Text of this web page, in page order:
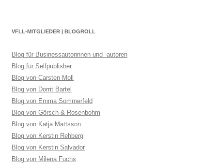
VFLL-MITGLIEDER | BLOGROLL
Blog für Businessautorinnen und -autoren
Blog für Selfpublisher
Blog von Carsten Moll
Blog von Dorrit Bartel
Blog von Emma Sommerfeld
Blog von Görsch & Rosenbohm
Blog von Katja Mattsson
Blog von Kerstin Rehberg
Blog von Kerstin Salvador
Blog von Milena Fuchs